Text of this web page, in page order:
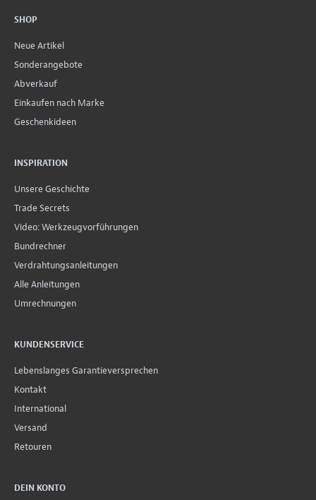
SHOP
Neue Artikel
Sonderangebote
Abverkauf
Einkaufen nach Marke
Geschenkideen
INSPIRATION
Unsere Geschichte
Trade Secrets
Video: Werkzeugvorführungen
Bundrechner
Verdrahtungsanleitungen
Alle Anleitungen
Umrechnungen
KUNDENSERVICE
Lebenslanges Garantieversprechen
Kontakt
International
Versand
Retouren
DEIN KONTO